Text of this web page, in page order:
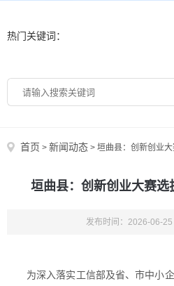
热门关键词：
首页 > 新闻动态 > 垣曲县：创新创业
垣曲县：创新创业大赛
发布时间：2026-06-25
为深入落实工信部及省、市中小